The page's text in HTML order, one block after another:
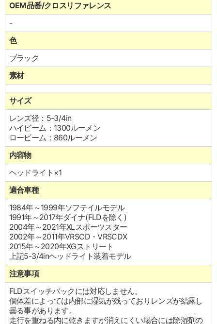
OEM品番/クロスリファレンス
-
色
ブラック
素材
サイズ
レンズ径：5-3/4in
ハイビーム：1300ルーメン
ロービーム：860ルーメン
内容物
ヘッドライト×1
適合車種
1984年～1999年ソフテイルモデル
1991年～2017年ダイナ(FLDを除く)
2004年～2021年XLスポーツスター
2002年～2011年VRSCD・VRSCDX
2015年～2020年XGストリート
上記5-3/4inヘッドライト装着モデル
注意事項
FLDスイッチバックには対応しません。
個体差によっては内部に湿気が残っておりレンズが結露し
曇る事があります。
走行を重ねる内に乾きますが消えにくい場合には除湿剤の